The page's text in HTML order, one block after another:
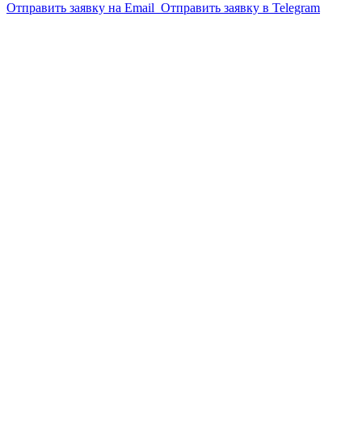
Отправить заявку на Email Отправить заявку в Telegram